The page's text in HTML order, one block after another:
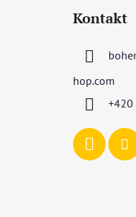
Kontakt
hop.com